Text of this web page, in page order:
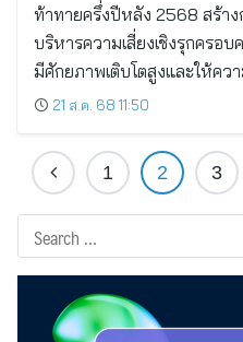
ท้าทายครึ่งปีหลัง 2568 สร้าง
บริหารความเสี่ยงเชิงรุกครอ
มีศักยภาพเติบโตสูงและให้คว
21 ส.ค. 68 11:50
1 2 3